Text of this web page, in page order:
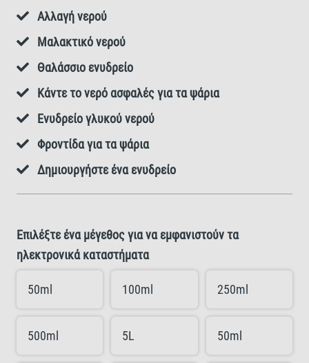
Αλλαγή νερού
Μαλακτικό νερού
Θαλάσσιο ενυδρείο
Κάντε το νερό ασφαλές για τα ψάρια
Ενυδρείο γλυκού νερού
Φροντίδα για τα ψάρια
Δημιουργήστε ένα ενυδρείο
Επιλέξτε ένα μέγεθος για να εμφανιστούν τα
ηλεκτρονικά καταστήματα
50ml 100ml 250ml
500ml 5L 50ml